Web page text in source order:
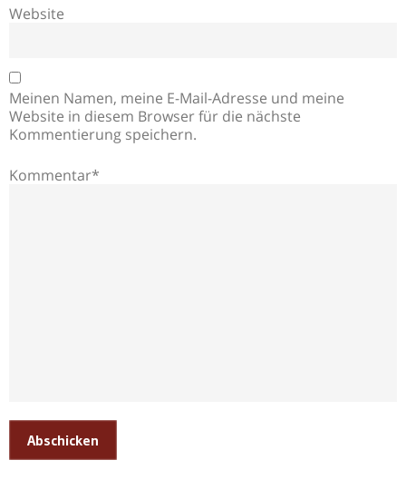
Website
Meinen Namen, meine E-Mail-Adresse und meine
Website in diesem Browser für die nächste
Kommentierung speichern.
Kommentar*
Abschicken